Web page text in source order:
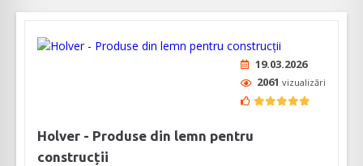
19.03.2026
2061 vizualizări
Holver - Produse din lemn pentru
construcții